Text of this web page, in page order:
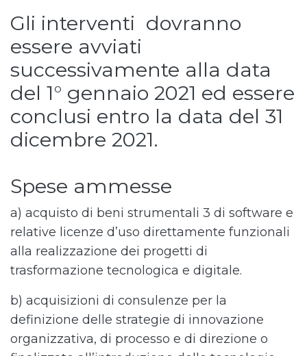
Gli interventi dovranno
essere avviati
successivamente alla data
del 1° gennaio 2021 ed essere
conclusi entro la data del 31
dicembre 2021.
Spese ammesse
a) acquisto di beni strumentali 3 di software e
relative licenze d’uso direttamente funzionali
alla realizzazione dei progetti di
trasformazione tecnologica e digitale.
b) acquisizioni di consulenze per la
definizione delle strategie di innovazione
organizzativa, di processo e di direzione o